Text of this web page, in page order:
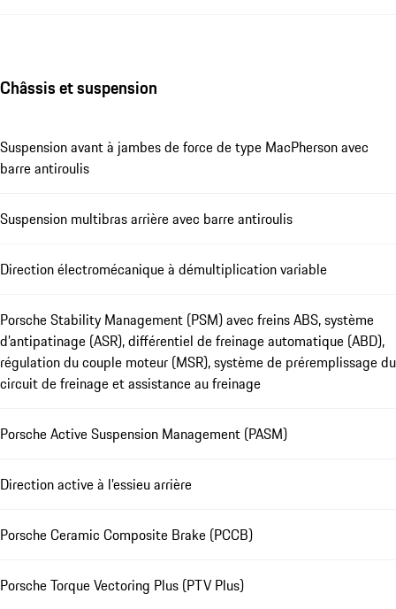
Châssis et suspension
Suspension avant à jambes de force de type MacPherson avec
barre antiroulis
Suspension multibras arrière avec barre antiroulis
Direction électromécanique à démultiplication variable
Porsche Stability Management (PSM) avec freins ABS, système
d’antipatinage (ASR), différentiel de freinage automatique (ABD),
régulation du couple moteur (MSR), système de préremplissage du
circuit de freinage et assistance au freinage
Porsche Active Suspension Management (PASM)
Direction active à l’essieu arrière
Porsche Ceramic Composite Brake (PCCB)
Porsche Torque Vectoring Plus (PTV Plus)